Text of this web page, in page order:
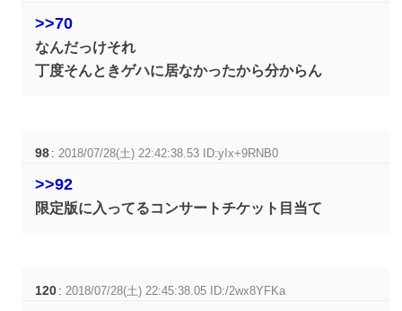
>>70
なんだっけそれ
丁度そんときゲハに居なかったから分からん
98 : 2018/07/28(土) 22:42:38.53 ID:yIx+9RNB0
>>92
限定版に入ってるコンサートチケット目当て
120 : 2018/07/28(土) 22:45:38.05 ID:/2wx8YFKa